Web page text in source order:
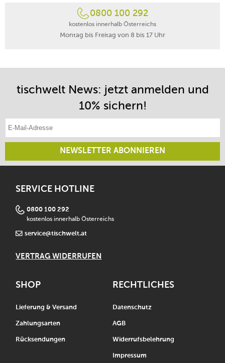
0800 100 292
kostenlos innerhalb Österreichs
Montag bis Freitag von 8 bis 17 Uhr
tischwelt News: jetzt anmelden und
10% sichern!
NEWSLETTER ABONNIEREN
SERVICE HOTLINE
0800 100 292
kostenlos innerhalb Österreichs
service@tischwelt.at
VERTRAG WIDERRUFEN
SHOP
Lieferung & Versand
Zahlungsarten
Rücksendungen
RECHTLICHES
Datenschutz
AGB
Widerrufsbelehrung
Impressum